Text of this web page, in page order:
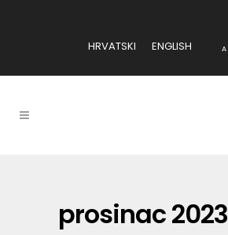
HRVATSKI ENGLISH A
prosinac 2023